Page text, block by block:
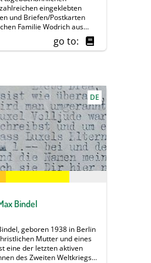
um Lebensmittel zu
damals. Die
aus dem Zeitraum von
Arbeitszeugnisse, ein
das Büro des neuen
aus dem Jahr 1950.
von
ebenfalls in der Story
eingeklebten
und Briefen/Postkarten
Familie Wodrich aus
für das Jahr 1945.
go to:
DE
Bindel
geboren 1938 in Berlin
Mutter und eines
eine der letzten aktiven
des Zweiten Weltkriegs.